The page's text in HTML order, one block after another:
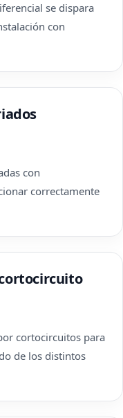
se dispara
con
con
correctamente
cortocircuitos para
de los distintos